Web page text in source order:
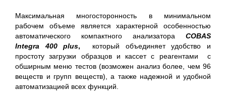
Максимальная многосторонность в минимальном
рабочем объеме является характерной особенностью
автоматического компактного анализатора COBAS
Integra 400plus, который объединяет удобство и
простоту загрузки образцов и кассет с реагентами с
обширным меню тестов (возможен анализ более, чем 96
веществ и групп веществ), а также надежной и удобной
автоматизацией всех функций.